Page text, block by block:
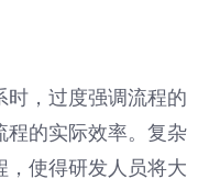
时，过度强调流程的
程的实际效率。复杂
，使得研发人员将大